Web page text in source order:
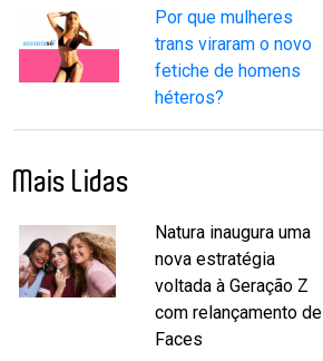
Por que mulheres
trans viraram o novo
fetiche de homens
héteros?
Mais Lidas
Natura inaugura uma
nova estratégia
voltada à Geração Z
com relançamento de
Faces